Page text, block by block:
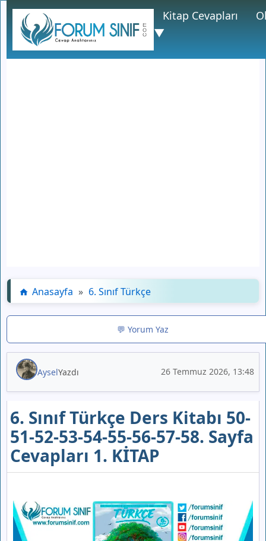
Kitap Cevapları
▼
Anasayfa » 6. Sınıf Türkçe
💬 Yorum Yaz
AyselYazdı 26 Temmuz 2026, 13:48
6. Sınıf Türkçe Ders Kitabı 50-
51-52-53-54-55-56-57-58. Sayfa
Cevapları 1. KİTAP